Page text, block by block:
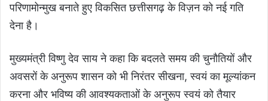
परिणामोन्मुख बनाते हुए विकसित छत्तीसगढ़ के विज़न को नई गति
देना है।
मुख्यमंत्री विष्णु देव साय ने कहा कि बदलते समय की चुनौतियों और
अवसरों के अनुरूप शासन को भी निरंतर सीखना, स्वयं का मूल्यांकन
करना और भविष्य की आवश्यकताओं के अनुरूप स्वयं को तैयार